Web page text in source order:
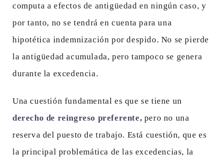
computa a efectos de antigüedad en ningún caso, y
por tanto, no se tendrá en cuenta para una
hipotética indemnización por despido. No se pierde
la antigüedad acumulada, pero tampoco se genera
durante la excedencia.
Una cuestión fundamental es que se tiene un
derecho de reingreso preferente, pero no una
reserva del puesto de trabajo. Está cuestión, que es
la principal problemática de las excedencias, la